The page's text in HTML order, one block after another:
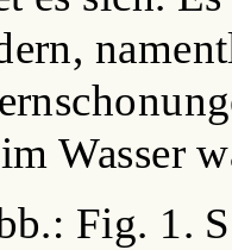
Wasser
Fig. 1.